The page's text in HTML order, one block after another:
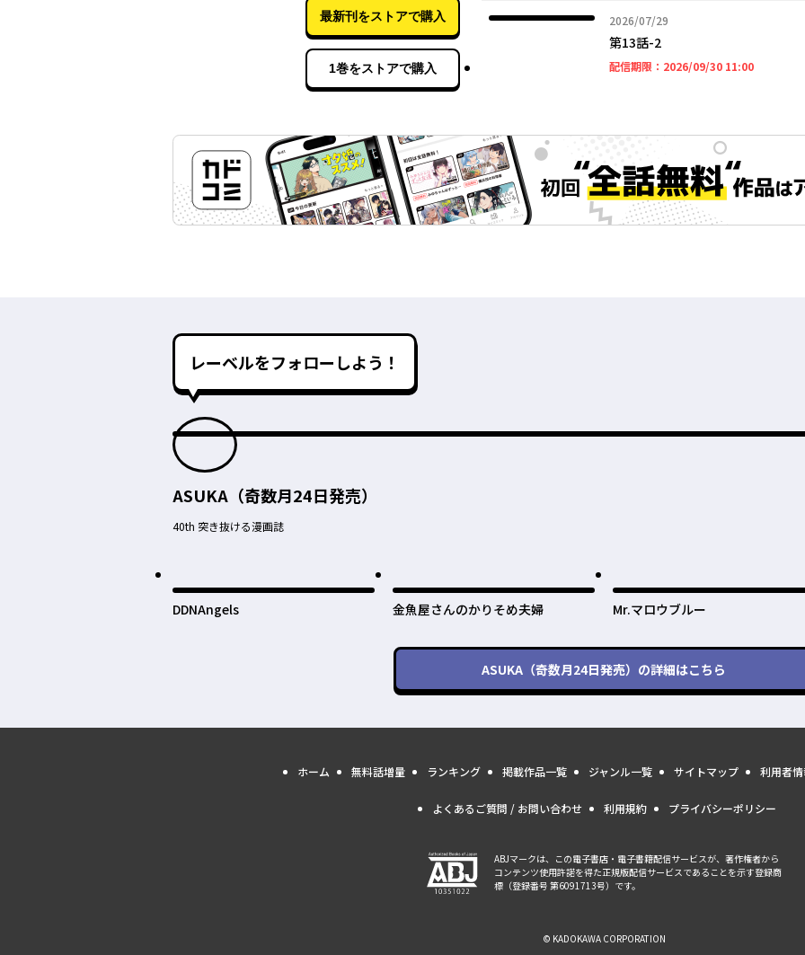
最新刊をストアで購入
1巻をストアで購入
2026/07/29
2026年07月29日
第13話-2
配信期限： 2026/09/30 11:002026年09
レーベルをフォローしよう！
ASUKA（奇数月24日発売）
40th 突き抜ける漫画誌
DDNAngels 金魚屋さんのかりそめ夫婦 Mr.マロウブルー
ASUKA（奇数月24日発売） の詳細はこちら
ホーム 無料話増量 ランキング 掲載作品一覧 ジャンル一覧 サイトマップ 利用者
よくあるご質問 / お問い合わせ 利用規約 プライバシーポリシー
ABJマークは、この電子書店・電子書籍配信サービスが、著作権者から
コンテンツ使用許諾を得た正規版配信サービスであることを示す登録商
標（登録番号 第6091713号）です。
© KADOKAWA CORPORATION